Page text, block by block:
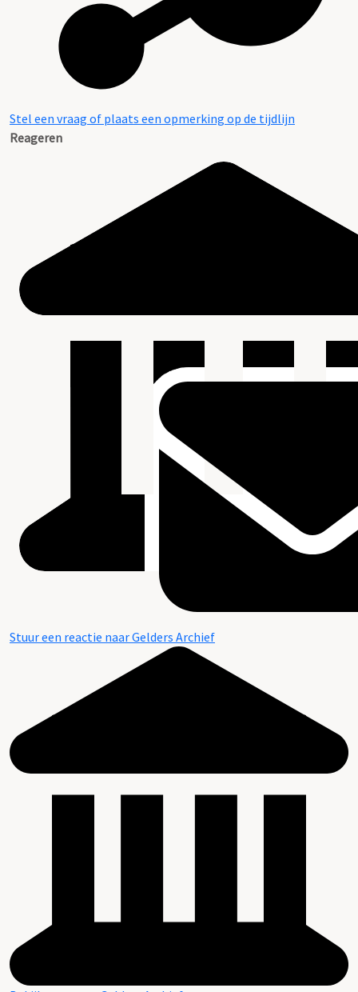
Stel een vraag of plaats een opmerking op de tijdlijn
Reageren
Stuur een reactie naar Gelders Archief